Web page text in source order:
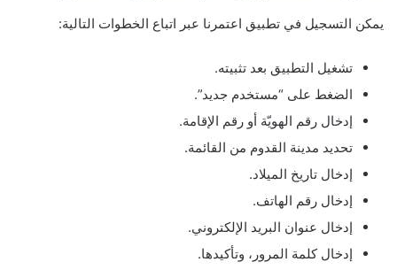
يمكن التسجيل في تطبيق اعتمرنا عبر اتباع الخطوات التالية:
تشغيل التطبيق بعد تثبيته.
الضغط على “مستخدم جديد”.
إدخال رقم الهويّة أو رقم الإقامة.
تحديد مدينة القدوم من القائمة.
إدخال تاريخ الميلاد.
إدخال رقم الهاتف.
إدخال عنوان البريد الإلكتروني.
إدخال كلمة المرور، وتأكيدها.